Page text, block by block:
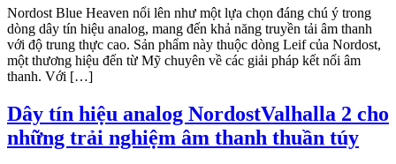
Nordost Blue Heaven nổi lên như một lựa chọn đáng chú ý trong
dòng dây tín hiệu analog, mang đến khả năng truyền tải âm thanh
với độ trung thực cao. Sản phẩm này thuộc dòng Leif của Nordost,
một thương hiệu đến từ Mỹ chuyên về các giải pháp kết nối âm
thanh. Với […]
Dây tín hiệu analog NordostValhalla 2 cho
những trải nghiệm âm thanh thuần túy